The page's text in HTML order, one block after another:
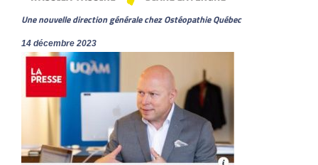
Une nouvelle direction générale chez Ostéopathie Québec
14 décembre 2023